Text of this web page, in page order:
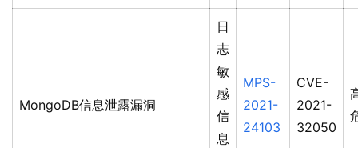
MongoDB信息泄露漏洞
日
志
敏
感
信
息
MPS-
2021-
24103
CVE-
2021-
32050